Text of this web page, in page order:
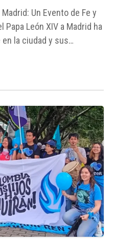
Un Evento de Fe y
León XIV a Madrid ha
la ciudad y sus
y más...